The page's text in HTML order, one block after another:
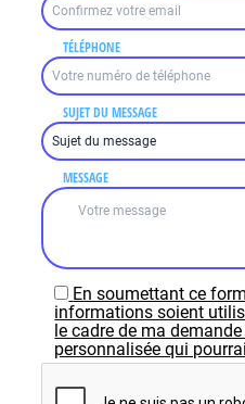
TÉLÉPHONE
SUJET DU MESSAGE
MESSAGE
En soumettant ce
informations soient
le cadre de ma
personnalisée qui